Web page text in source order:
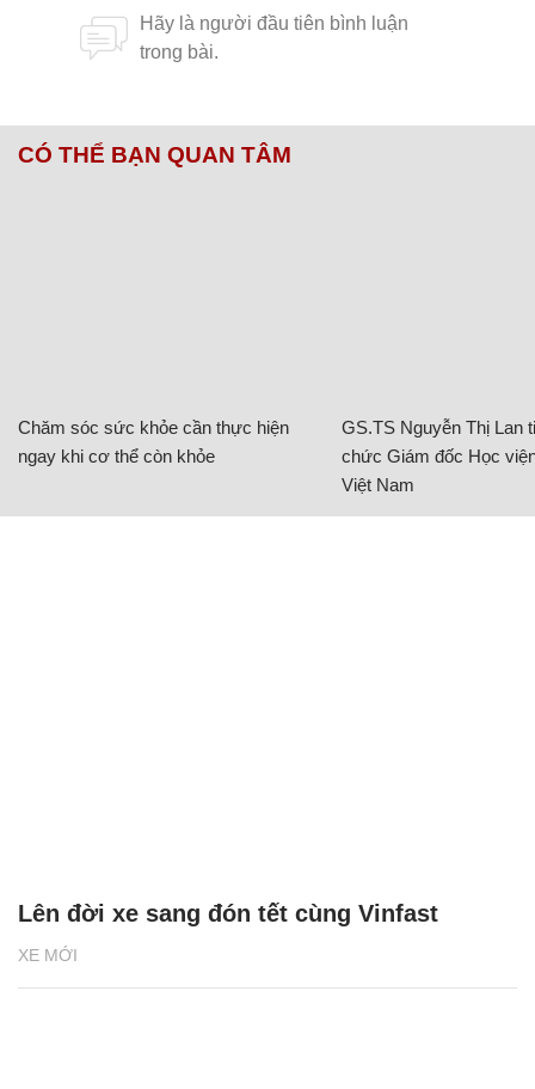
CÓ THỂ BẠN QUAN TÂM
Chăm sóc sức khỏe cần thực hiện
ngay khi cơ thể còn khỏe
GS.TS Nguyễn Thị Lan
chức Giám đốc Học
Việt Nam
XE MỚI
Lên đời xe sang đón tết cùng Vinfast